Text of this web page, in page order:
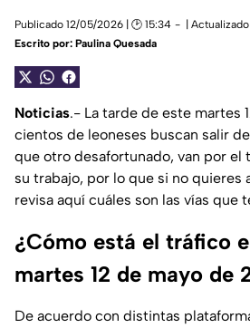
Publicado 12/05/2026 | 🕑 15:34 | Actualizado
Escrito por: Paulina Quesada
Noticias.- La tarde de este martes
cientos de leoneses buscan salir
que otro desafortunado, van por el
su trabajo, por lo que si no quieres
revisa aquí cuáles son las vías que
¿Cómo está el tráfico
martes 12 de mayo de
De acuerdo con distintas